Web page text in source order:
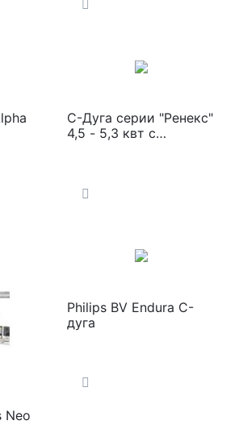
С-Дуга серии "Ренекс"
4,5 - 5,3 квт с
Neo
Philips BV Endura C-
дуга